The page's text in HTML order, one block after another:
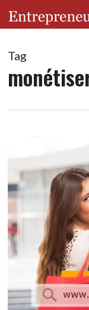
content
Tag